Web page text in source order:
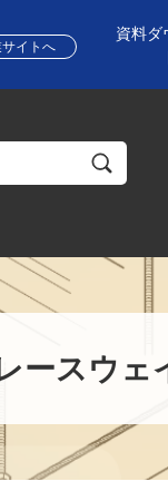
イトへ
資料ダ
ースウェ